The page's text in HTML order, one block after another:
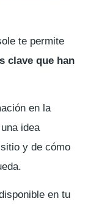
te permite
clave que han
en la
idea
y de cómo
en tu